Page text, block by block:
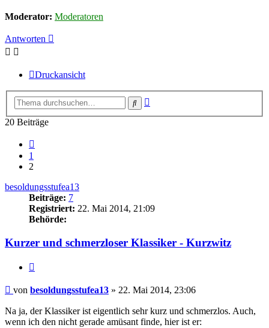
Moderator: Moderatoren
Antworten
Druckansicht
Suche
20 Beiträge
1
2
besoldungsstufea13
Beiträge: 7
Registriert: 22. Mai 2014, 21:09
Behörde:
Kurzer und schmerzloser Klassiker - Kurzwitz
Beitrag
von besoldungsstufea13 » 22. Mai 2014, 23:06
Na ja, der Klassiker ist eigentlich sehr kurz und schmerzlos. Auch,
wenn ich den nicht gerade amüsant finde, hier ist er: